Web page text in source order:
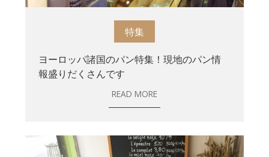
特集
ヨーロッパ諸国のパン特集！現地のパン情
報盛りだくさんです
READ MORE